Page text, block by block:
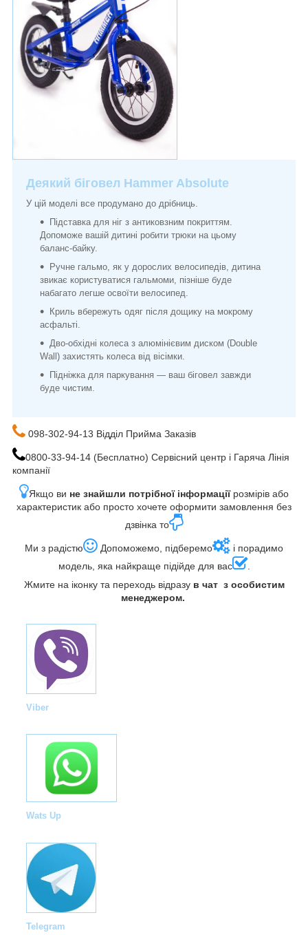
Деякий біговел Hammer Absolute
У цій моделі все продумано до дрібниць.
Підставка для ніг з антиковзним покриттям.
Допоможе вашій дитині робити трюки на цьому
баланс-байку.
Ручне гальмо, як у дорослих велосипедів, дитина
звикає користуватися гальмоми, пізніше буде
набагато легше освоїти велосипед.
Криль вбережуть одяг після дощику на мокрому
асфальті.
Дво-обхідні колеса з алюмінієвим диском (Double
Wall) захистять колеса від вісімки.
Підніжка для паркування — ваш біговел завжди
буде чистим.
098-302-94-13 Відділ Прийма Заказів
0800-33-94-14 (Бесплатно) Сервісний центр і Гаряча Лінія
компанії
Якщо ви не знайшли потрібної інформаціїрозмірів або
характеристик або просто хочете оформити замовлення без
дзвінка то
Ми з радістю Допоможемо, підберемо
і порадимо
модель, яка найкраще підійде для вас
Жмите на іконку та переходь відразу в чат з особистим
менеджером.
Viber
Wats Up
Telegram